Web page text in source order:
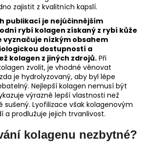
zajistit z kvalitních kapslí.
publikací je nejúčinnějším
rybí kolagen získaný z rybí kůže
vyznačuje nízkým obsahem
dostupností a
kolagen z jiných zdrojů. Při
zvolit, je vhodné věnovat
je hydrolyzovaný, aby byl lépe
Nejlepší kolagen nemusí být
výrazně lepší vlastnosti než
sušený. Lyofilizace však kolagenovým
a prodlužuje jejich trvanlivost.
kolagenu nezbytné?